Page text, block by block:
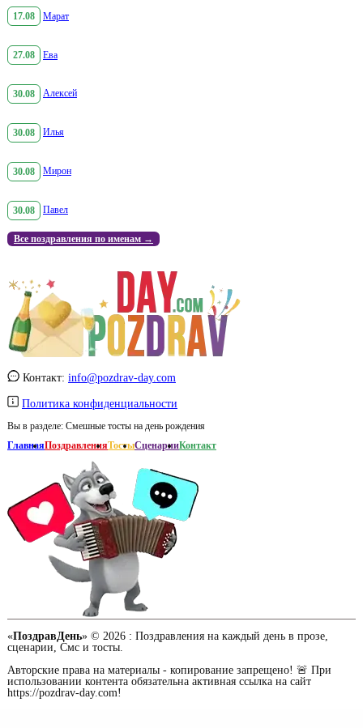
17.08 Марат
27.08 Ева
30.08 Алексей
30.08 Илья
30.08 Мирон
30.08 Павел
Все поздравления по именам →
Контакт: info@pozdrav-day.com
Политика конфиденциальности
Вы в разделе: Смешные тосты на день рождения
ГлавнаяПоздравленияТостыСценарииКонтакт
«ПоздравДень» © 2026 : Поздравления на каждый день в прозе,
сценарии, Смс и тосты.
Авторские права на материалы - копирование запрещено! 🚨 При
использовании контента обязательна активная ссылка на сайт
https://pozdrav-day.com!